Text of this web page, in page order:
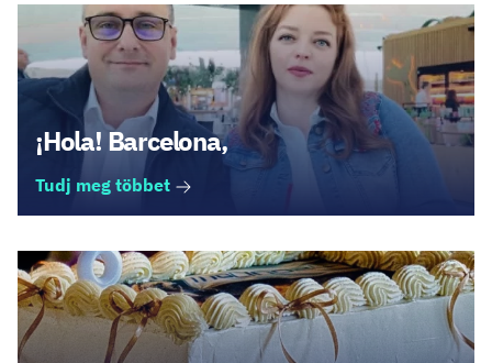
¡Hola! Barcelona,
Tudj meg többet